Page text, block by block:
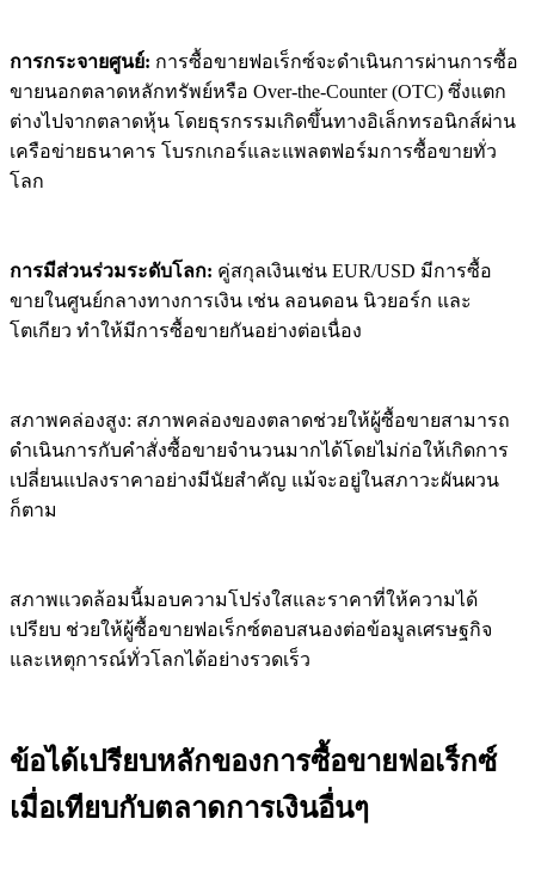
การกระจายศูนย์: การซื้อขายฟอเร็กซ์จะดำเนินการผ่านการซื้อ
ขายนอกตลาดหลักทรัพย์หรือ Over-the-Counter (OTC) ซึ่งแตก
ต่างไปจากตลาดหุ้น โดยธุรกรรมเกิดขึ้นทางอิเล็กทรอนิกส์ผ่าน
เครือข่ายธนาคาร โบรกเกอร์และแพลตฟอร์มการซื้อขายทั่ว
โลก
การมีส่วนร่วมระดับโลก: คู่สกุลเงินเช่น EUR/USD มีการซื้อ
ขายในศูนย์กลางทางการเงิน เช่น ลอนดอน นิวยอร์ก และ
โตเกียว ทำให้มีการซื้อขายกันอย่างต่อเนื่อง
สภาพคล่องสูง: สภาพคล่องของตลาดช่วยให้ผู้ซื้อขายสามารถ
ดำเนินการกับคำสั่งซื้อขายจำนวนมากได้โดยไม่ก่อให้เกิดการ
เปลี่ยนแปลงราคาอย่างมีนัยสำคัญ แม้จะอยู่ในสภาวะผันผวน
ก็ตาม
สภาพแวดล้อมนี้มอบความโปร่งใสและราคาที่ให้ความได้
เปรียบ ช่วยให้ผู้ซื้อขายฟอเร็กซ์ตอบสนองต่อข้อมูลเศรษฐกิจ
และเหตุการณ์ทั่วโลกได้อย่างรวดเร็ว
ข้อได้เปรียบหลักของการซื้อขายฟอเร็กซ์
เมื่อเทียบกับตลาดการเงินอื่นๆ